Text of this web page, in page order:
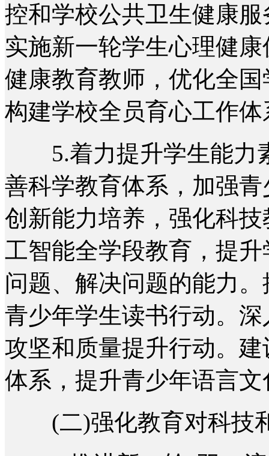
控和学校公共卫生健康
实施新一轮学生心理健
健康教育教师，优化全
构建学校全员育心工作体
5.着力提升学生能力
善科学教育体系，加强
创新能力培养，强化科
工智能全学段教育，提
问题、解决问题的能力
青少年学生读书行动。
攻坚和质量提升行动。
体系，提升青少年语言
(二)强化教育对科技